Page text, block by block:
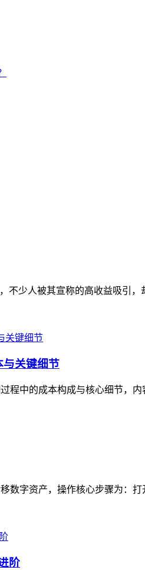
不少人被其宣称的高收益吸引
与关键细节
程中的成本构成与核心细节，
数字资产，操作核心步骤为：
阶